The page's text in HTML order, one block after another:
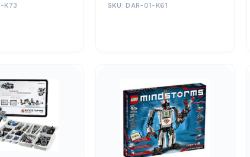
K73 SKU: DAR-01-K61